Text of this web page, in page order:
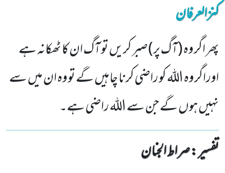
کنزالعرفان
پھر اگر وہ (آگ پر) صبر کریں تو آگ ان کا ٹھکانہ ہے
اوراگر وہ اللہ کو راضی کرنا چاہیں گے تو وہ ان میں سے
نہیں ہوں گے جن سے اللہ راضی ہے۔
تفسیر : ‎صراط الجنان